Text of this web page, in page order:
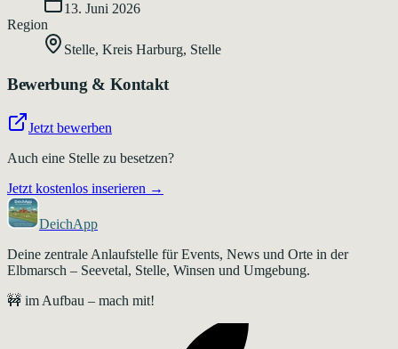
13. Juni 2026
Region
Stelle, Kreis Harburg, Stelle
Bewerbung & Kontakt
Jetzt bewerben
Auch eine Stelle zu besetzen?
Jetzt kostenlos inserieren →
DeichApp
Deine zentrale Anlaufstelle für Events, News und Orte in der
Elbmarsch – Seevetal, Stelle, Winsen und Umgebung.
🚧 im Aufbau – mach mit!